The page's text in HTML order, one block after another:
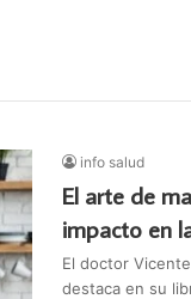
info salud
El arte de
impacto en
El doctor
destaca en su